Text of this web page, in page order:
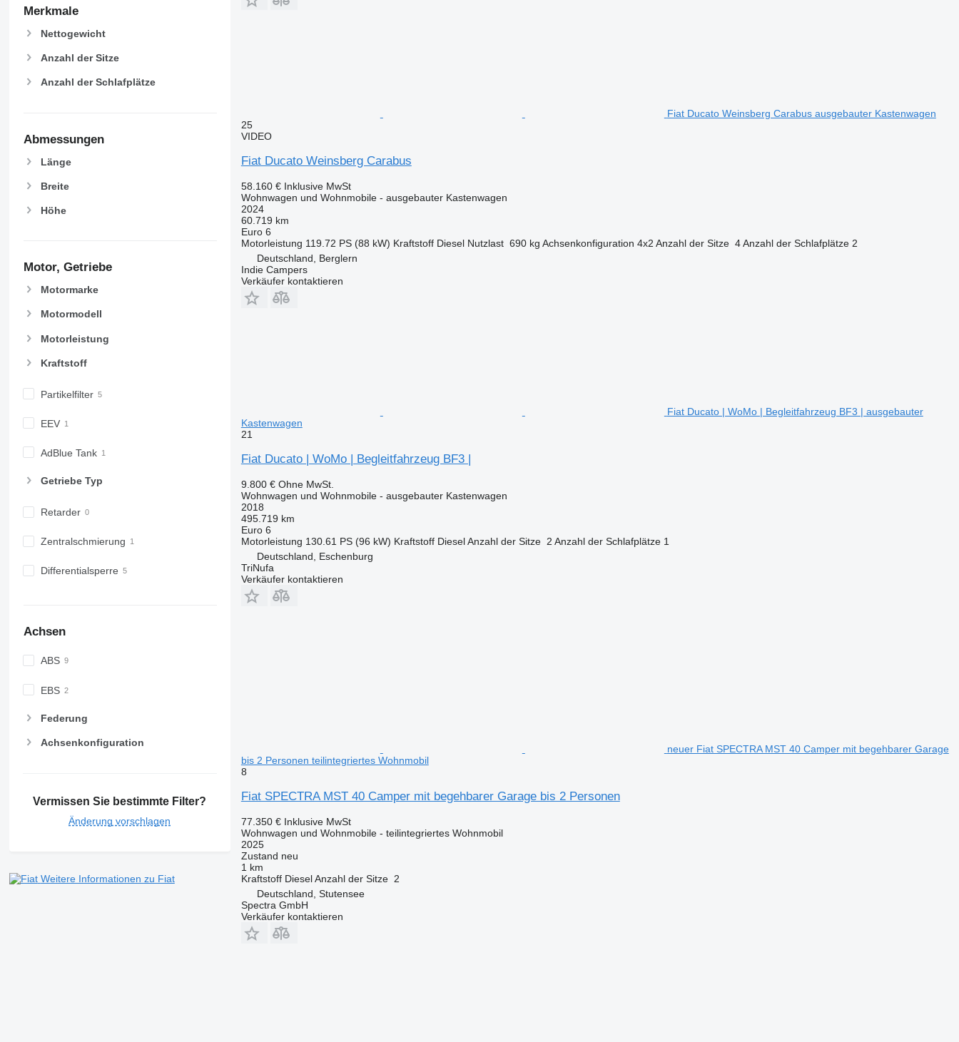
Merkmale
Nettogewicht
Anzahl der Sitze
Anzahl der Schlafplätze
Abmessungen
Länge
Breite
Höhe
Motor, Getriebe
Motormarke
Motormodell
Motorleistung
Kraftstoff
Partikelfilter
EEV
AdBlue Tank
Getriebe Typ
Retarder
Zentralschmierung
Differentialsperre
Achsen
ABS
EBS
Federung
Achsenkonfiguration
Vermissen Sie bestimmte Filter?
Änderung vorschlagen
Weitere Informationen zu Fiat
Fiat Ducato Weinsberg Carabus ausgebauter Kastenwagen
25
VIDEO
Fiat Ducato Weinsberg Carabus
58.160 € Inklusive MwSt
Wohnwagen und Wohnmobile - ausgebauter Kastenwagen
2024
60.719 km
Euro 6
Motorleistung 119.72 PS (88 kW) Kraftstoff Diesel Nutzlast 690 kg Achsenkonfiguration 4x2 Anzahl der Sitze 4 Anzahl der Schlafplätze 2
Deutschland, Berglern
Indie Campers
Verkäufer kontaktieren
Fiat Ducato | WoMo | Begleitfahrzeug BF3 | ausgebauter
Kastenwagen
21
Fiat Ducato | WoMo | Begleitfahrzeug BF3 |
9.800 € Ohne MwSt.
Wohnwagen und Wohnmobile - ausgebauter Kastenwagen
2018
495.719 km
Euro 6
Motorleistung 130.61 PS (96 kW) Kraftstoff Diesel Anzahl der Sitze 2 Anzahl der Schlafplätze 1
Deutschland, Eschenburg
TriNufa
Verkäufer kontaktieren
neuer Fiat SPECTRA MST 40 Camper mit begehbarer Garage
bis 2 Personen teilintegriertes Wohnmobil
8
Fiat SPECTRA MST 40 Camper mit begehbarer Garage bis 2 Personen
77.350 € Inklusive MwSt
Wohnwagen und Wohnmobile - teilintegriertes Wohnmobil
2025
Zustand neu
1 km
Kraftstoff Diesel Anzahl der Sitze 2
Deutschland, Stutensee
Spectra GmbH
Verkäufer kontaktieren